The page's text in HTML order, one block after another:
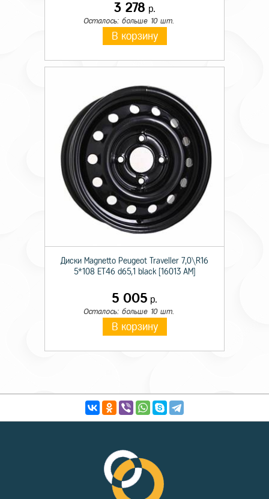
3 278 р.
Осталось: больше 10 шт.
В корзину
Диски Magnetto Peugeot Traveller 7,0\R16
5*108 ET46 d65,1 black [16013 AM]
5 005 р.
Осталось: больше 10 шт.
В корзину